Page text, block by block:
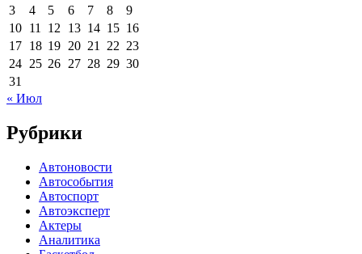
3
4 5 6 7 8
9
10 11 12 13 14 15 16
17 18 19 20 21 22 23
24 25 26 27 28 29 30
31
« Июл
Рубрики
Автоновости
Автособытия
Автоспорт
Автоэксперт
Актеры
Аналитика